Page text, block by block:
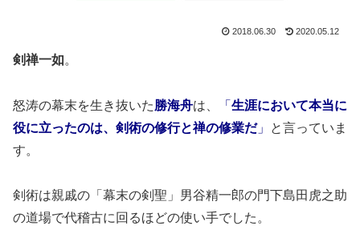
2018.06.30 2020.05.12
剣禅一如。
怒涛の幕末を生き抜いた勝海舟は、 「 生涯において本当に
役に立ったのは、剣術の修行と禅の修業だ」
と言っていま
す。
剣術は親戚の「幕末の剣聖」男谷精一郎の門下島田虎之助
の道場で代稽古に回るほどの使い手でした。